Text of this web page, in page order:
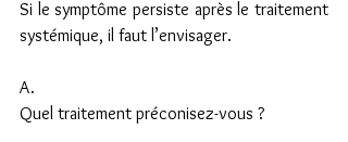
Si le symptôme persiste après le traitement
systémique, il faut l’envisager.
A.
Quel traitement préconisez-vous ?